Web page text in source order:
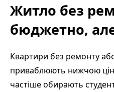
Житло без
бюджетно,
Квартири без ремонту
приваблюють нижчою
частіше обирають